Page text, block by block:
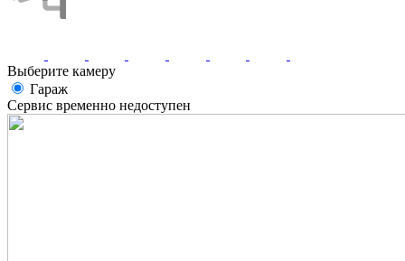
Выберите камеру
Гараж
Сервис временно недоступен